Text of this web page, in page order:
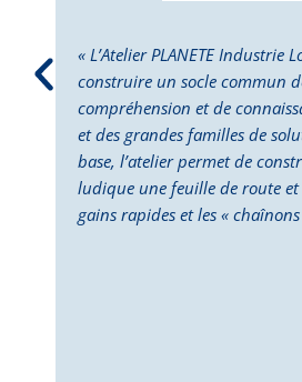
« L’Atelier PLANETE Industrie
construire un socle commun
compréhension et de
et des grandes familles de
base, l’atelier permet de
ludique une feuille de route et
gains rapides et les «